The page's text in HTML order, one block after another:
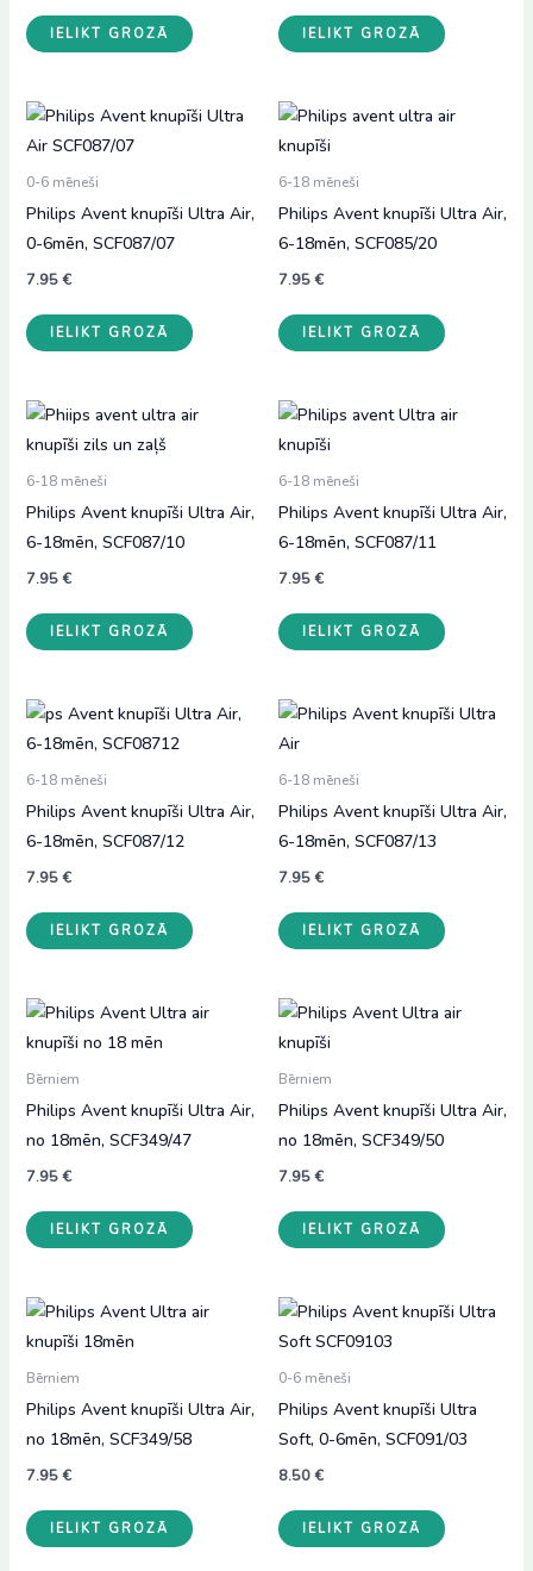
IELIKT GROZĀ IELIKT GROZĀ
0-6 mēneši
Philips Avent knupīši Ultra Air,
0-6mēn, SCF087/07
7.95€
IELIKT GROZĀ
6-18 mēneši
Philips Avent knupīši Ultra Air,
6-18mēn, SCF085/20
7.95€
IELIKT GROZĀ
6-18 mēneši
Philips Avent knupīši Ultra Air,
6-18mēn, SCF087/10
7.95€
IELIKT GROZĀ
6-18 mēneši
Philips Avent knupīši Ultra Air,
6-18mēn, SCF087/11
7.95€
IELIKT GROZĀ
6-18 mēneši
Philips Avent knupīši Ultra Air,
6-18mēn, SCF087/12
7.95€
IELIKT GROZĀ
6-18 mēneši
Philips Avent knupīši Ultra Air,
6-18mēn, SCF087/13
7.95€
IELIKT GROZĀ
Bērniem
Philips Avent knupīši Ultra Air,
no 18mēn, SCF349/47
7.95€
IELIKT GROZĀ
Bērniem
Philips Avent knupīši Ultra Air,
no 18mēn, SCF349/50
7.95€
IELIKT GROZĀ
Bērniem
Philips Avent knupīši Ultra Air,
no 18mēn, SCF349/58
7.95€
IELIKT GROZĀ
0-6 mēneši
Philips Avent knupīši Ultra
Soft, 0-6mēn, SCF091/03
8.50€
IELIKT GROZĀ